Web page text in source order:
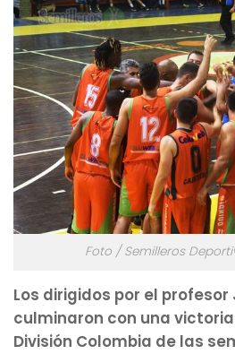
Foto / Semilleros
Los dirigidos por el
culminaron con una
División Colombia de las